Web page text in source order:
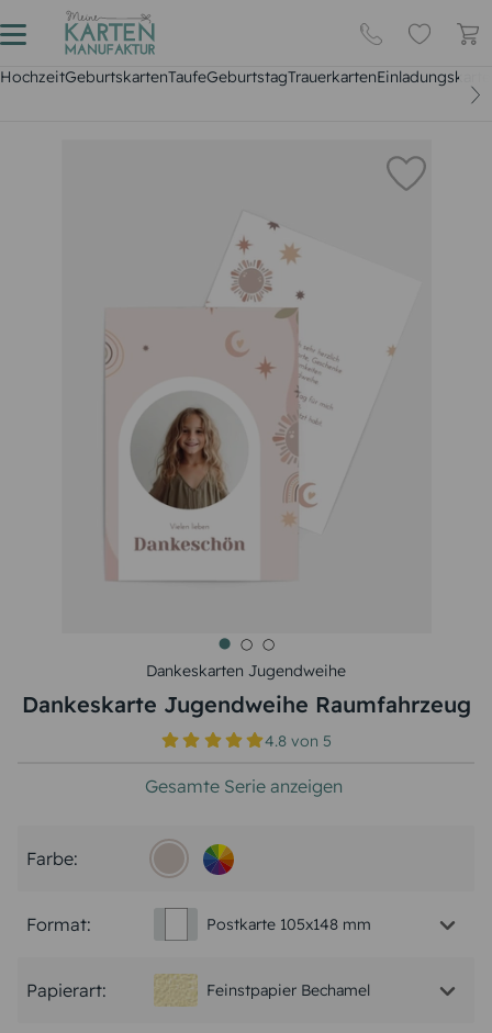
HochzeitGeburtskartenTaufeGeburtstagTrauerkarten
Dankeskarten Jugendweihe
Dankeskarte Jugendweihe Raumfahrzeug
4.8 von5
Gesamte Serie anzeigen
Farbe:
Format: Postkarte 105x148 mm
Papierart: Feinstpapier Bechamel